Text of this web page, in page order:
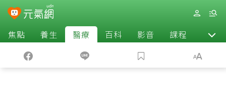
焦點 養生 醫療 百科 影音 課程 退休